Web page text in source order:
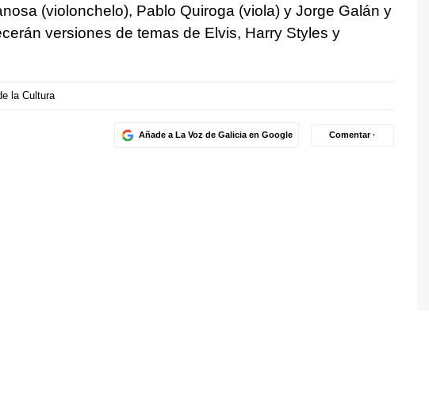
(violonchelo), Pablo Quiroga (viola) y Jorge Galán y
versiones de temas de Elvis, Harry Styles y
la Cultura
Añade a La Voz de Galicia en Google Comentar ·